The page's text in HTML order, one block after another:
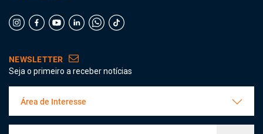
NEWSLETTER
Seja o primeiro a receber notícias
Área de Interesse